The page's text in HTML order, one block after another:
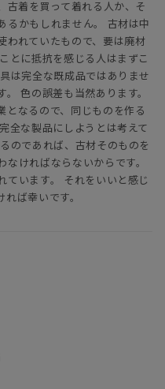
古着を買って着れる人か、そ
るかもしれません。 古材は中
われていたもので、要は廃材
とに抵抗を感じる人はまずこ
は完全な既成品ではありませ
色の誤差も当然あります。
となるので、同じものを作る
全な製品にしようとは考えて
のであれば、古材そのものを
ければならないからです。
ています。 それをいいと感じ
ば幸いです。